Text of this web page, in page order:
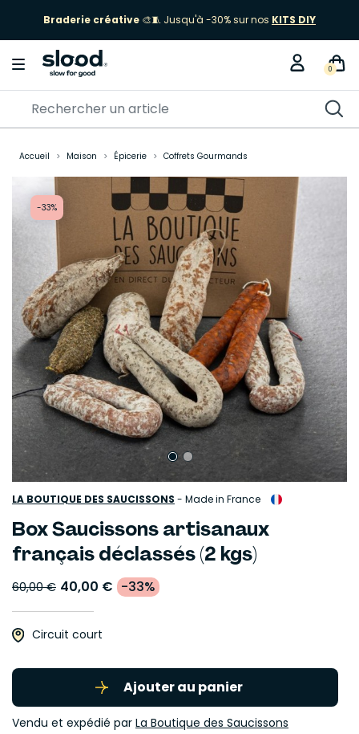
Braderie créative 🎨🧵 Jusqu'à -30% sur nos KITS DIY
0
Accueil Maison Épicerie Coffrets Gourmands
-33%
LA BOUTIQUE DES SAUCISSONS - Made in France
Box Saucissons artisanaux
français déclassés (2 kgs)
60,00 € 40,00 € -33%
Circuit court
Ajouter au panier
Vendu et expédié par La Boutique des Saucissons